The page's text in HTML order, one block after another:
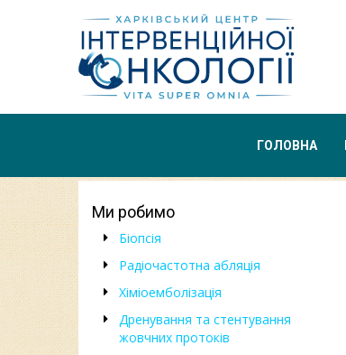
ГОЛОВНА
Ми робимо
Біопсія
Радіочастотна абляція
Хіміоемболізація
Дренування та стентування
жовчних протоків